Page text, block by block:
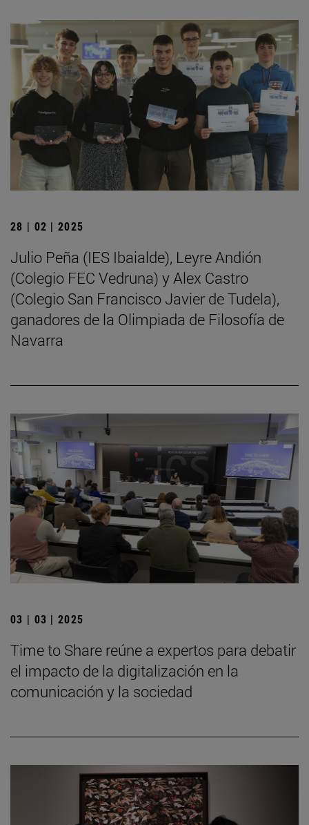
28 | 02 | 2025
Julio Peña (IES Ibaialde), Leyre Andión
(Colegio FEC Vedruna) y Alex Castro
(Colegio San Francisco Javier de Tudela),
ganadores de la Olimpiada de Filosofía de
Navarra
03 | 03 | 2025
Time to Share reúne a expertos para debatir
el impacto de la digitalización en la
comunicación y la sociedad